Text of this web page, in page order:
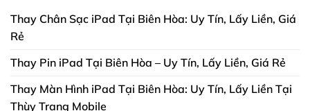
Thay Chân Sạc iPad Tại Biên Hòa: Uy Tín, Lấy Liền, Giá
Rẻ
Thay Pin iPad Tại Biên Hòa – Uy Tín, Lấy Liền, Giá Rẻ
Thay Màn Hình iPad Tại Biên Hòa: Uy Tín, Lấy Liền Tại
Thùy Trang Mobile